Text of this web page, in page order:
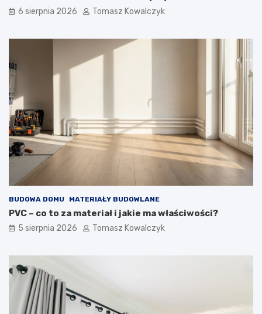
6 sierpnia 2026 Tomasz Kowalczyk
BUDOWA DOMU MATERIAŁY BUDOWLANE
PVC – co to za materiał i jakie ma właściwości?
5 sierpnia 2026 Tomasz Kowalczyk